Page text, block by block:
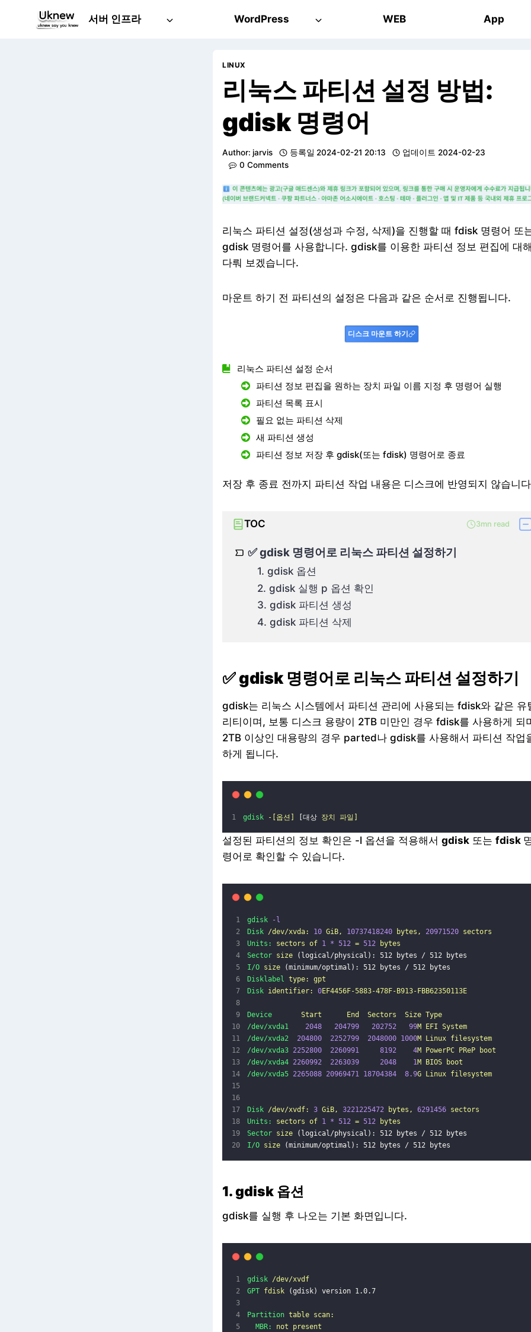
서버 인프라 WordPress WEB App
LINUX
리눅스 파티션 설정 방법:
gdisk 명령어
Author: jarvis 등록일 2024-02-21 20:13 업데이트 2024-02-23
0 Comments
리눅스 파티션 설정(생성과 수정, 삭제)을 진행할 때 fdisk 명령어 또
gdisk 명령어를 사용합니다. gdisk를 이용한 파티션 정보 편집에 대
다뤄 보겠습니다.
마운트 하기 전 파티션의 설정은 다음과 같은 순서로 진행됩니다.
디스크 마운트 하기
리눅스 파티션 설정 순서
파티션 정보 편집을 원하는 장치 파일 이름 지정 후 명령어 실행
파티션 목록 표시
필요 없는 파티션 삭제
새 파티션 생성
파티션 정보 저장 후 gdisk(또는 fdisk) 명령어로 종료
저장 후 종료 전까지 파티션 작업 내용은 디스크에 반영되지 않습니
TOC 3mn read
✅ gdisk 명령어로 리눅스 파티션 설정하기
1. gdisk 옵션
2. gdisk 실행 p 옵션 확인
3. gdisk 파티션 생성
4. gdisk 파티션 삭제
✅ gdisk 명령어로 리눅스 파티션 설정하기
gdisk는 리눅스 시스템에서 파티션 관리에 사용되는 fdisk와 같은 유
리티이며, 보통 디스크 용량이 2TB 미만인 경우 fdisk를 사용하게 되
2TB 이상인 대용량의 경우 parted나 gdisk를 사용해서 파티션 작업
하게 됩니다.
gdisk -[옵션] [대상 장치 파일]
설정된 파티션의 정보 확인은 -l 옵션을 적용해서 gdisk 또는 fdisk
령어로 확인할 수 있습니다.
gdisk
-l
Disk /dev/xvda: 10 GiB, 10737418240 bytes, 20971520 sectors
Units:
sectors of 1 * 512 = 512
bytes
Sector size (logical/physical): 512 bytes / 512 bytes
I/O size (minimum/optimal): 512 bytes / 512 bytes
Disklabel type:
gpt
Disk identifier: 0EF4456F-5883-478F-B913-FBB62350113E
Device Start End Sectors Size Type
/dev/xvda1
2048 204799 202752 99M EFI System
/dev/xvda2
204800 2252799 2048000 1000M Linux filesystem
/dev/xvda3 2252800 2260991 8192 4M PowerPC PReP
boot
/dev/xvda4 2260992 2263039 2048 1M BIOS
boot
/dev/xvda5 2265088 20969471 18704384 8.9G Linux filesystem
Disk /dev/xvdf: 3 GiB, 3221225472 bytes, 6291456 sectors
Units:
sectors of 1 * 512 = 512
bytes
Sector size (logical/physical): 512 bytes / 512 bytes
I/O size (minimum/optimal): 512 bytes / 512 bytes
1. gdisk 옵션
gdisk를 실행 후 나오는 기본 화면입니다.
gdisk /dev/xvdf
GPT fdisk (gdisk) version 1.0.7
Partition table scan:
MBR:
not
present